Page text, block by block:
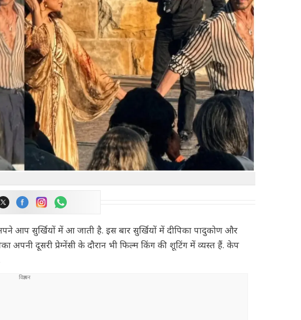
आप सुर्खियों में आ जाती है. इस बार सुर्खियों में दीपिका पादुकोण और
दूसरी प्रेग्नेंसी के दौरान भी फिल्म किंग की शूटिंग में व्यस्त हैं. केप